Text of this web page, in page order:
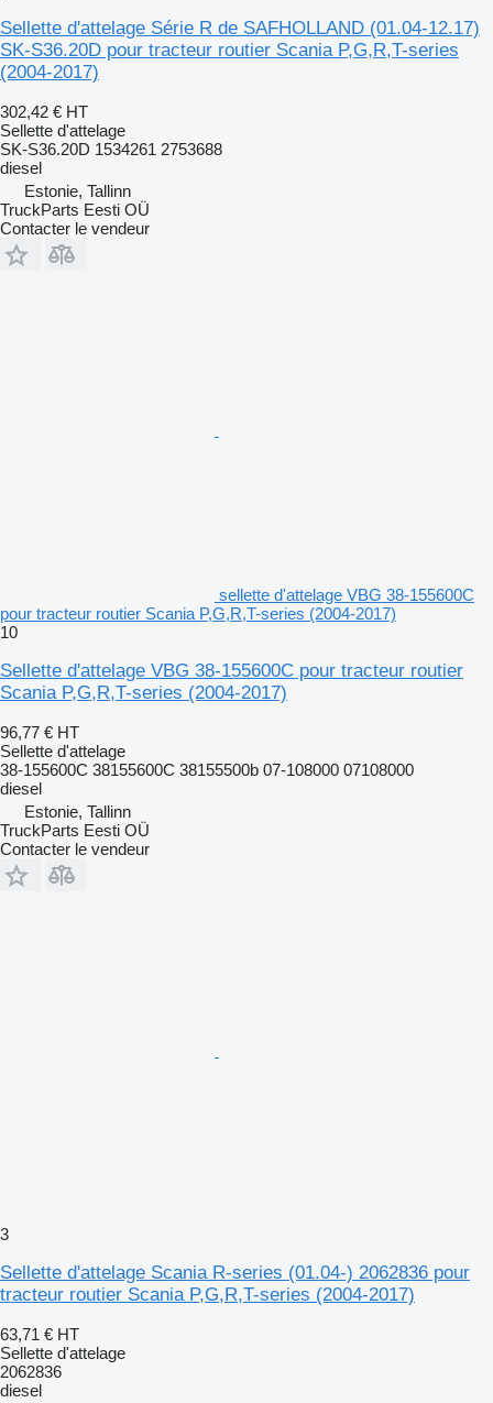
Sellette d'attelage Série R de SAFHOLLAND (01.04-12.17)
SK-S36.20D pour tracteur routier Scania P,G,R,T-series
(2004-2017)
302,42 € HT
Sellette d'attelage
SK-S36.20D 1534261 2753688
diesel
Estonie, Tallinn
TruckParts Eesti OÜ
Contacter le vendeur
sellette d'attelage VBG 38-155600C
pour tracteur routier Scania P,G,R,T-series (2004-2017)
10
Sellette d'attelage VBG 38-155600C pour tracteur routier
Scania P,G,R,T-series (2004-2017)
96,77 € HT
Sellette d'attelage
38-155600C 38155600C 38155500b 07-108000 07108000
diesel
Estonie, Tallinn
TruckParts Eesti OÜ
Contacter le vendeur
3
Sellette d'attelage Scania R-series (01.04-) 2062836 pour
tracteur routier Scania P,G,R,T-series (2004-2017)
63,71 € HT
Sellette d'attelage
2062836
diesel